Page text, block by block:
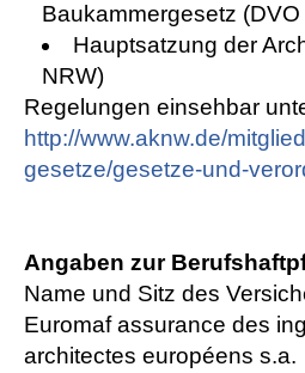
Baukammergesetz
Hauptsatzung der
NRW)
Regelungen einsehbar
http://www.aknw.de/
gesetze/gesetze-und-
Angaben zur
Name und Sitz des
Euromaf assurance des
architectes européens s.a.